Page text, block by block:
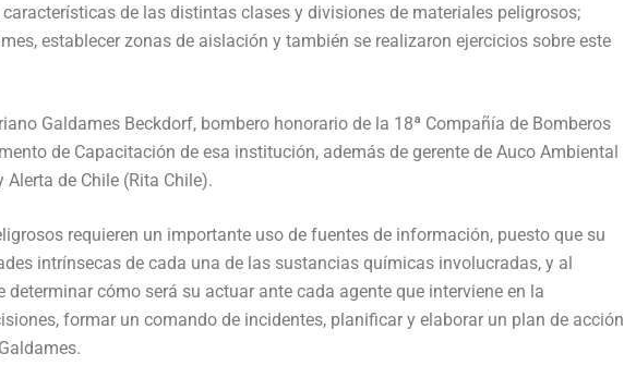
de las distintas clases y divisiones de materiales peligrosos;
establecer zonas de aislación y también se realizaron ejercicios sobre este
Galdames Beckdorf, bombero honorario de la 18ª Compañía de Bomberos
de Capacitación de esa institución, además de gerente de Auco Ambiental
de Chile (Rita Chile).
requieren un importante uso de fuentes de información, puesto que su
intrínsecas de cada una de las sustancias químicas involucradas, y al
cómo será su actuar ante cada agente que interviene en la
formar un comando de incidentes, planificar y elaborar un plan de acción